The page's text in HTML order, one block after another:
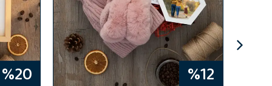
%20 %12